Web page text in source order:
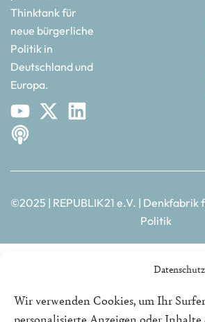
Datenschutz
Wir verwenden Cookies, um Ihr
Thinktank für
neue bürgerliche
Politik in
Deutschland und
Europa.
©2025 | REPUBLIK21 e.V. | Denkfabrik
Politik